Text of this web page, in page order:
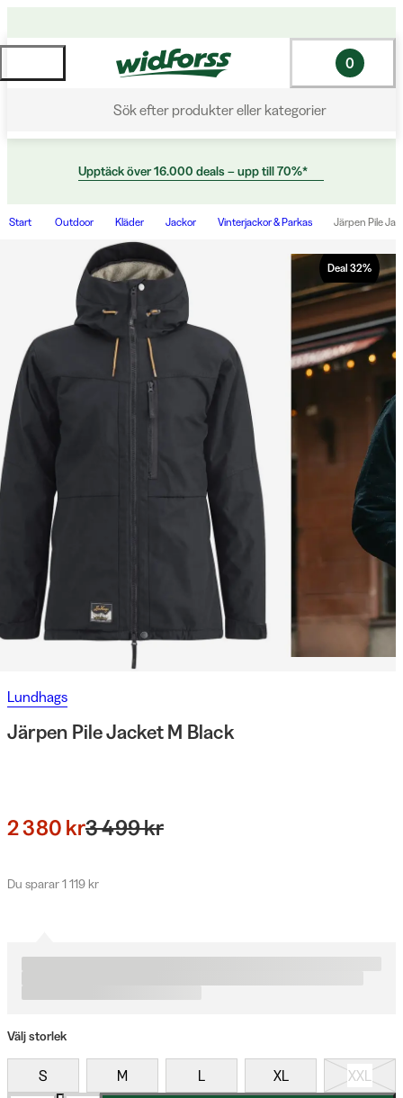
Sök efter produkter eller kategorier
0
Upptäck över 16.000 deals – upp till 70%*
Start Outdoor Kläder Jackor Vinterjackor & Parkas Järpen Pile
Deal 32%
Lundhags
Järpen Pile Jacket M Black
2 380 kr3 499 kr
Du sparar 1 119 kr
Välj storlek
S M L XL XXL